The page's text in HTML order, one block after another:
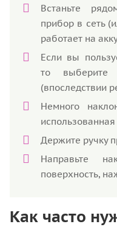
Встаньте
прибор в сеть
работает на
Если вы
то
(впоследствии
Немного
Держите ручку
Направьте
поверхность,
Как часто